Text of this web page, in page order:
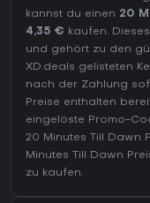
kannst du einen 20
4,35 € kaufen.
und gehört zu den
XD.deals gelisteten
nach der Zahlung
Preise enthalten
eingelöste Promo-
20 Minutes Till Dawn
Minutes Till Dawn
zu kaufen.